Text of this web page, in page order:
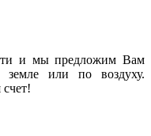
и мы предложим Вам
земле или по воздуху.